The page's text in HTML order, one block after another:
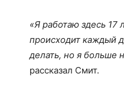
«Я работаю здесь 17
происходит каждый
делать, но я больше
рассказал Смит.